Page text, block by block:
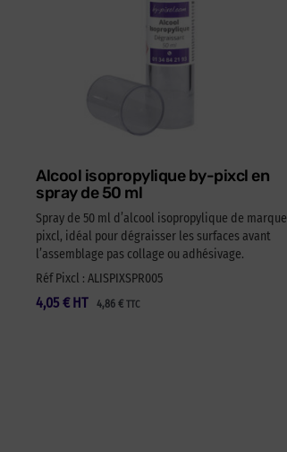
Alcool isopropylique by-pixcl en
spray de 50 ml
Spray de 50 ml d’alcool isopropylique de marque
pixcl, idéal pour dégraisser les surfaces avant
l’assemblage pas collage ou adhésivage.
Réf Pixcl : ALISPIXSPR005
4,05 € 4,86 € TTC
HT